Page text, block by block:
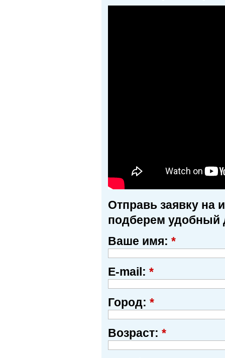
Отправь заявку на
подберем удобный
Ваше имя: *
E-mail: *
Город: *
Возраст: *